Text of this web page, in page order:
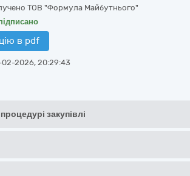
ТОВ "Формула Майбутнього"
в pdf
2026, 20:29:43
закупівлі